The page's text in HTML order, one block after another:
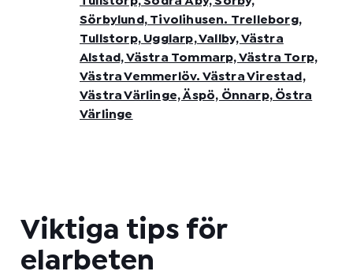
Sörbylund, Tivolihusen. Trelleborg,
Tullstorp, Ugglarp, Vallby, Västra
Alstad, Västra Tommarp, Västra Torp,
Västra Vemmerlöv. Västra Virestad,
Västra Värlinge, Äspö, Önnarp, Östra
Värlinge
Viktiga tips för
elarbeten